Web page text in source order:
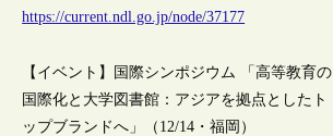
https://current.ndl.go.jp/node/37177
【イベント】国際シンポジウム 「高等教育の
国際化と大学図書館：アジアを拠点としたト
ップブランドへ」（12/14・福岡）